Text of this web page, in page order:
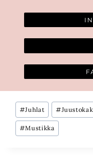
Avainsanat:
#Juhlat #
#Mustikka